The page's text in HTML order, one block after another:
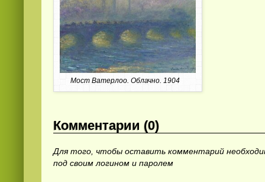
Мост Ватерлоо. Облачно. 1904
Комментарии (0)
Для того, чтобы оставить комментарий
под своим логином и паролем